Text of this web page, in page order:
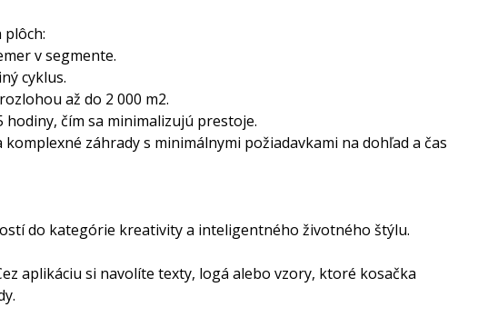
v segmente.
cyklus.
až do 2 000 m2.
čím sa minimalizujú prestoje.
záhrady s minimálnymi požiadavkami na dohľad a čas
do kategórie kreativity a inteligentného životného štýlu.
aplikáciu si navolíte texty, logá alebo vzory, ktoré kosačka